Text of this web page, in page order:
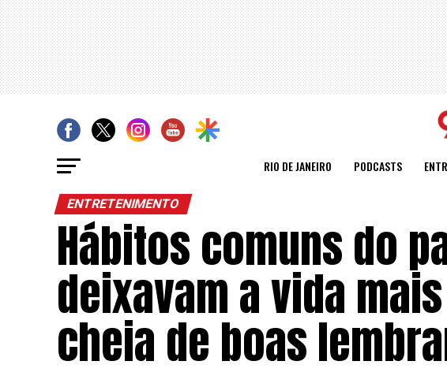
RIO DE JANEIRO PODCASTS
ENTRETENIMENTO
Hábitos comuns do
deixavam a vida
cheia de boas